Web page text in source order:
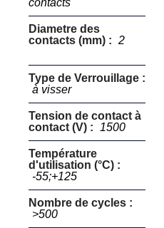
contacts
Diametre des
contacts (mm) : 2
Type de Verrouillage :
à visser
Tension de contact à
contact (V) :
1500
Température
d'utilisation (°C) :
-55;+125
Nombre de cycles :
>500